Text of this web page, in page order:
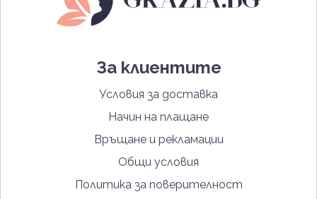
За клиентите
Условия за доставка
Начин на плащане
Връщане и рекламации
Общи условия
Политика за поверителност